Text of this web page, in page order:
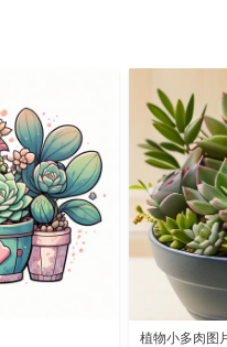
植物小多肉图